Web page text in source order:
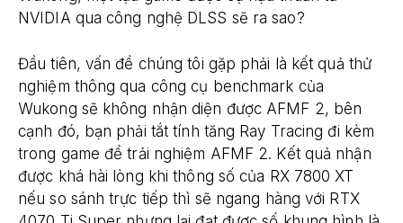
NVIDIA qua công nghệ DLSS sẽ ra sao?
Đầu tiên, vấn đề chúng tôi gặp phải là kết quả thử
nghiệm thông qua công cụ benchmark của
Wukong sẽ không nhận diện được AFMF 2, bên
cạnh đó, bạn phải tắt tính tăng Ray Tracing đi kèm
trong game để trải nghiệm AFMF 2. Kết quả nhận
được khá hài lòng khi thông số của RX 7800 XT
nếu so sánh trực tiếp thì sẽ ngang hàng với RTX